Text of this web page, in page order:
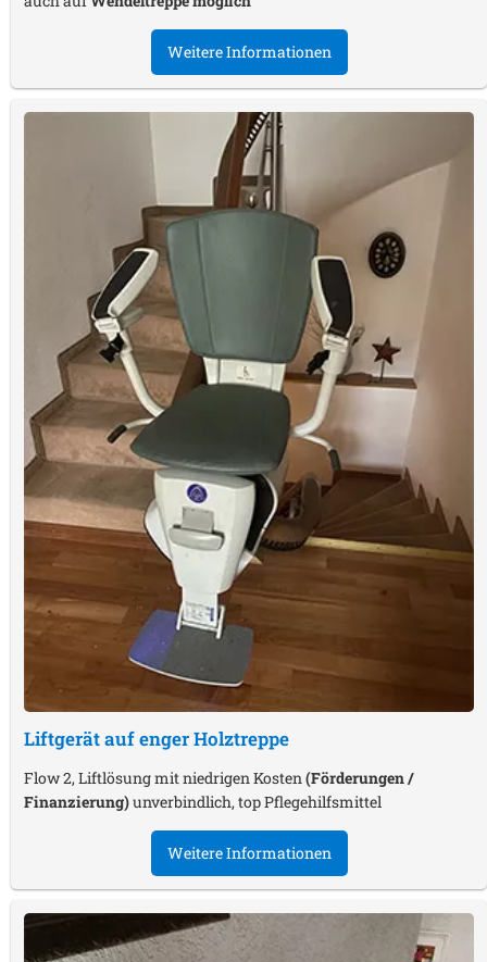
Weitere Informationen
Liftgerät auf enger Holztreppe
Flow 2, Liftlösung mit niedrigen Kosten (Förderungen /
Finanzierung)unverbindlich, top Pflegehilfsmittel
Weitere Informationen